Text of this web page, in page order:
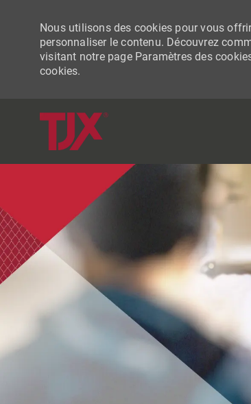
Nous utilisons des cookies pour vous
personnaliser le contenu. Découvrez
visitant notre page Paramètres des
cookies.